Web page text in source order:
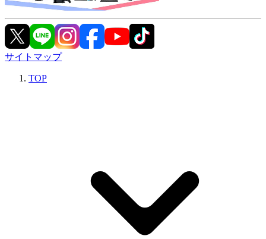
サイトマップ
TOP